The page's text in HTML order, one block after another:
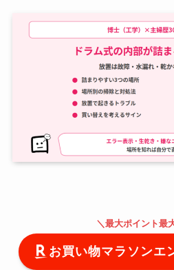
＼ 最大ポイント最
お買い物マラソンエ